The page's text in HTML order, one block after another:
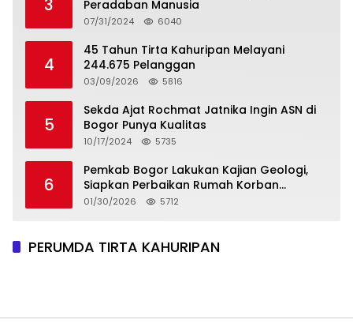
3
Peradaban Manusia
07/31/2024 6040
4
45 Tahun Tirta Kahuripan Melayani
244.675 Pelanggan
03/09/2026 5816
5
Sekda Ajat Rochmat Jatnika Ingin ASN di
Bogor Punya Kualitas
10/17/2024 5735
6
Pemkab Bogor Lakukan Kajian Geologi,
Siapkan Perbaikan Rumah Korban
Pergeseran Tanah
01/30/2026 5712
PERUMDA TIRTA KAHURIPAN